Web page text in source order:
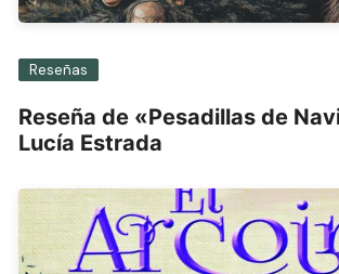
Reseñas
Reseña de «Pesadillas de
Lucía Estrada